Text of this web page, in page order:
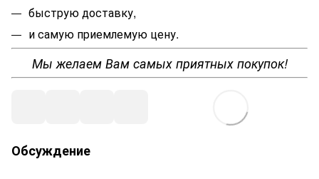
быструю доставку,
и самую приемлемую цену.
Мы желаем Вам самых приятных покупок!
Обсуждение